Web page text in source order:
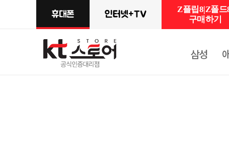
삼성
Z플립8|Z폴드
구매하기